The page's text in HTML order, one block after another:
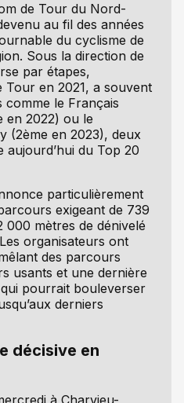
de Tour du Nord-
au fil des années
du cyclisme de
Sous la direction de
par étapes,
Tour en 2021, a souvent
comme le Français
en 2022) ou le
(2ème en 2023), deux
du Top 20
particulièrement
exigeant de 739
000 mètres de dénivelé
organisateurs ont
des parcours
usants et une dernière
pourrait bouleverser
derniers
décisive en
à Charvieu-